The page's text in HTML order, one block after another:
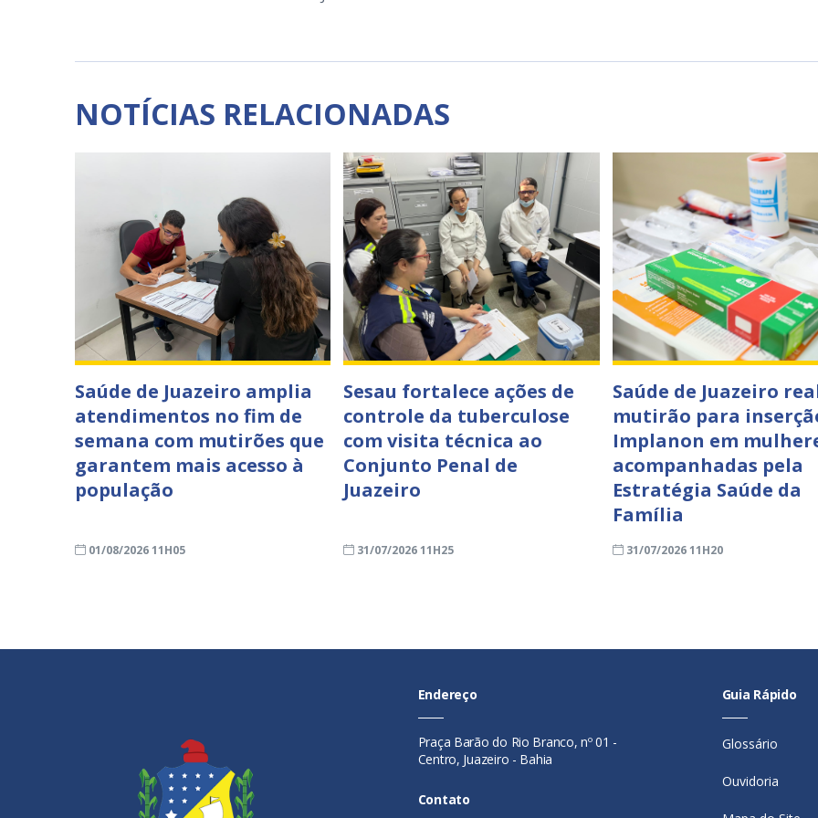
NOTÍCIAS RELACIONADAS
Saúde de Juazeiro amplia
atendimentos no fim de
semana com mutirões que
garantem mais acesso à
população
01/08/2026 11H05
Sesau fortalece ações de
controle da tuberculose
com visita técnica ao
Conjunto Penal de
Juazeiro
31/07/2026 11H25
Saúde de Juazeiro
mutirão para
Implanon em
acompanhadas pela
Estratégia Saúde da
Família
31/07/2026 11H20
Endereço
Praça Barão do Rio Branco, nº 01 -
Centro, Juazeiro - Bahia
Contato
Guia Rápido
Glossário
Ouvidoria